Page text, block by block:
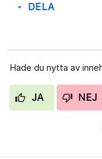
arrow_drop_down DELA
Hade du nytta av
JA NEJ